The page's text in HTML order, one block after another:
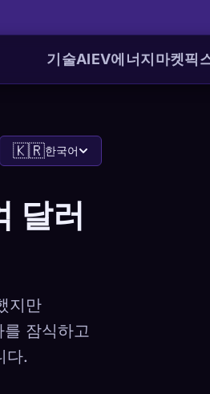
기술AIEV에너지 마켓픽
🇰🇷한국어
달러
지만
잠식하고
다.